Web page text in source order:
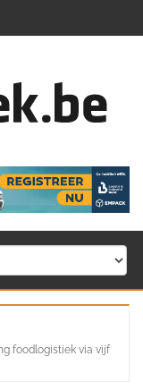
foodlogistiek via vijf